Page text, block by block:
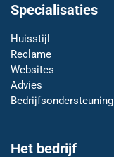
Specialisaties
Huisstijl
Reclame
Websites
Advies
Bedrijfsondersteuning
Het bedrijf